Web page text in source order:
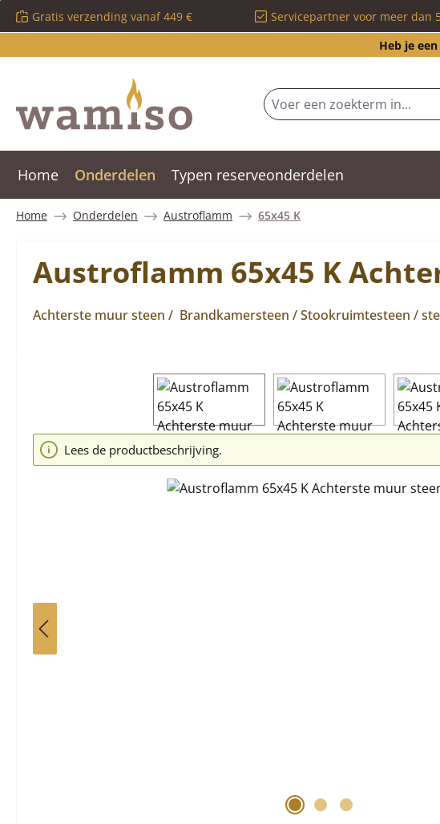
naar de hoofdinhoud
Ga naar de zoekopdracht
Ga naar de hoofdnavigatie
Gratis verzending vanaf 449 € Servicepartner voor meer dan
Heb je
Home Onderdelen Typen reserveonderdelen
Home Onderdelen Austroflamm 65x45 K
Austroflamm 65x45 K
Achterste muur steen / Brandkamersteen / Stookruimtesteen /
Afbeeldingengalerij overslaan
Lees de productbeschrijving.